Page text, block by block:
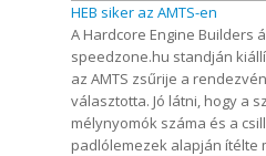
HEB siker az AMTS-en
A Hardcore Engine Builders
speedzone.hu standján
az AMTS zsűrije a
választotta. Jó látni, hogy a
mélynyomók száma és a
padlólemezek alapján ítélte